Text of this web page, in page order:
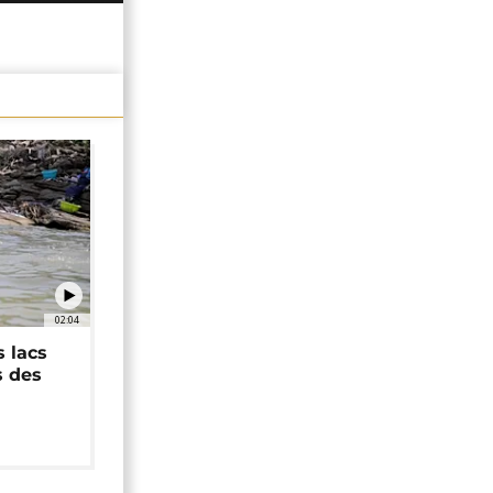
02:04
lacs
des